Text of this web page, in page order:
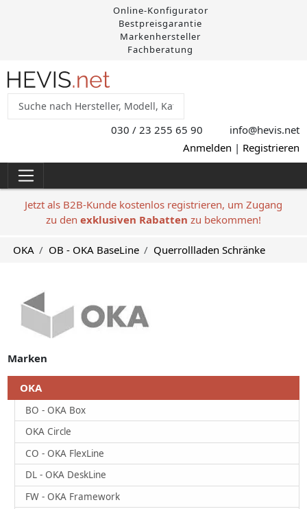
Online-Konfigurator
Bestpreisgarantie
Markenhersteller
Fachberatung
030 / 23 255 65 90 info@hevis.net
Anmelden | Registrieren
Jetzt als B2B-Kunde kostenlos registrieren, um Zugang
zu den exklusiven Rabatten zu bekommen!
OKA OB - OKA BaseLine Querrollladen Schränke
Marken
OKA
BO - OKA Box
OKA Circle
CO - OKA FlexLine
DL - OKA DeskLine
FW - OKA Framework